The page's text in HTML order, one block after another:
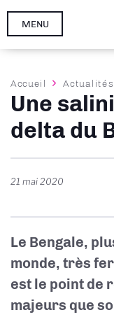
Aller
MENU
Fil
d'Ariane
Accueil Actualités
Une
delta du
21 mai 2020
Le Bengale,
monde, très
est le point de
majeurs que